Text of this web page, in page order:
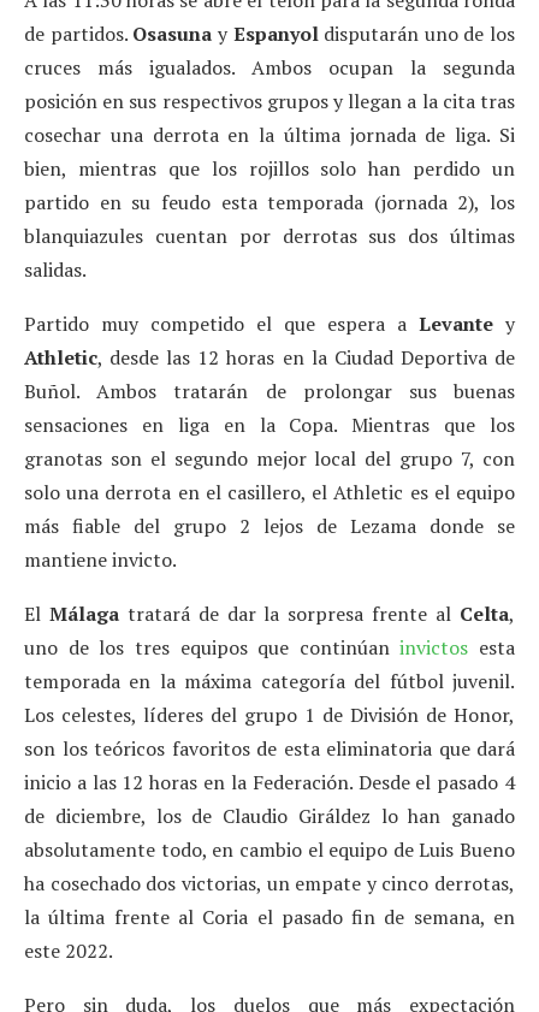
de partidos. Osasuna yEspanyoldisputarán uno de los
cruces más igualados. Ambos ocupan la segunda
posición en sus respectivos grupos y llegan a la cita tras
cosechar una derrota en la última jornada de liga. Si
bien, mientras que los rojillos solo han perdido un
partido en su feudo esta temporada (jornada 2), los
blanquiazules cuentan por derrotas sus dos últimas
salidas.
Partido muy competido el que espera a Levante y
Athletic, desde las 12 horas en la Ciudad Deportiva de
Buñol. Ambos tratarán de prolongar sus buenas
sensaciones en liga en la Copa. Mientras que los
granotas son el segundo mejor local del grupo 7, con
solo una derrota en el casillero, el Athletic es el equipo
más fiable del grupo 2 lejos de Lezama donde se
mantiene invicto.
El Málagatratará de dar la sorpresa frente al Celta,
uno de los tres equipos que continúaninvictos esta
temporada en la máxima categoría del fútbol juvenil.
Los celestes, líderes del grupo 1 de División de Honor,
son los teóricos favoritos de esta eliminatoria que dará
inicio a las 12 horas en la Federación. Desde el pasado 4
de diciembre, los de Claudio Giráldez lo han ganado
absolutamente todo, en cambio el equipo de Luis Bueno
ha cosechado dos victorias, un empate y cinco derrotas,
la última frente al Coria el pasado fin de semana, en
este 2022.
Pero sin duda, los duelos que más expectación